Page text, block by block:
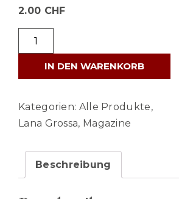
2.00 CHF
Lana
Grossa
GELATO
März
2024
IN DEN WARENKORB
Kategorien: Alle Produkte,
Lana Grossa, Magazine
Beschreibung